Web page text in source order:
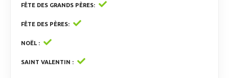
FÊTE DES GRANDS PÈRES
FÊTE DES PÈRES
NOËL
SAINT VALENTIN